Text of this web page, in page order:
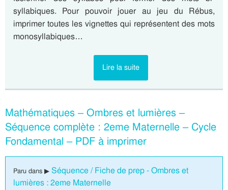
syllabiques. Pour pouvoir jouer au jeu du Rébus,
imprimer toutes les vignettes qui représentent des mots
monosyllabiques…
Lire la suite
Mathématiques – Ombres et lumières –
Séquence complète : 2eme Maternelle – Cycle
Fondamental – PDF à imprimer
Paru dans ▶ Séquence / Fiche de prep - Ombres et
lumières : 2eme Maternelle